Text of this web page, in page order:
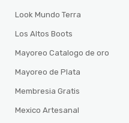
Look Mundo Terra
Los Altos Boots
Mayoreo Catalogo de oro
Mayoreo de Plata
Membresia Gratis
Mexico Artesanal